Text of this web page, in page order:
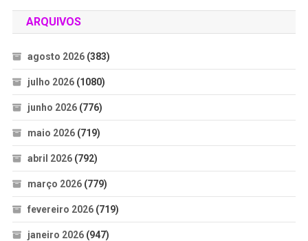
ARQUIVOS
agosto 2026(383)
julho 2026(1080)
junho 2026(776)
maio 2026(719)
abril 2026(792)
março 2026(779)
fevereiro 2026(719)
janeiro 2026(947)